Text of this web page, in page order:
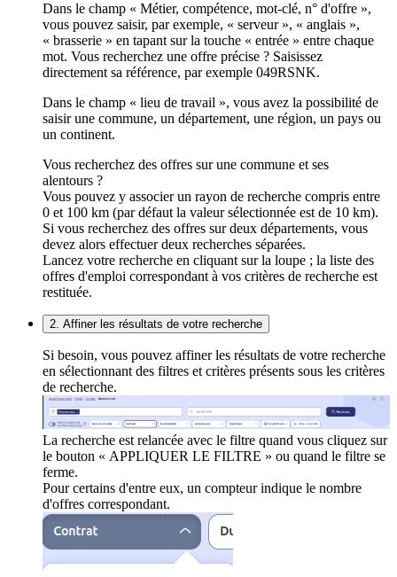
Dans le champ « Métier, compétence, mot-clé, n° d'offre »,
vous pouvez saisir, par exemple, « serveur », « anglais »,
« brasserie » en tapant sur la touche « entrée » entre chaque
mot. Vous recherchez une offre précise ? Saisissez
directement sa référence, par exemple 049RSNK.
Dans le champ « lieu de travail », vous avez la possibilité de
saisir une commune, un département, une région, un pays ou
un continent.
Vous recherchez des offres sur une commune et ses
alentours ?
Vous pouvez y associer un rayon de recherche compris entre
0 et 100 km (par défaut la valeur sélectionnée est de 10 km).
Si vous recherchez des offres sur deux départements, vous
devez alors effectuer deux recherches séparées.
Lancez votre recherche en cliquant sur la loupe ; la liste des
offres d'emploi correspondant à vos critères de recherche est
restituée.
2. Affiner les résultats de votre recherche
Si besoin, vous pouvez affiner les résultats de votre recherche
en sélectionnant des filtres et critères présents sous les critères
de recherche.
La recherche est relancée avec le filtre quand vous cliquez sur
le bouton « APPLIQUER LE FILTRE » ou quand le filtre se
ferme.
Pour certains d'entre eux, un compteur indique le nombre
d'offres correspondant.